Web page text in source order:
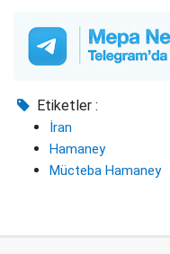
Etiketler :
İran
Hamaney
Mücteba Hamaney